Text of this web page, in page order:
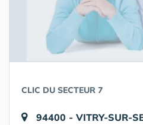
CLIC DU SECTEUR 7
94400 - VITRY-SUR-